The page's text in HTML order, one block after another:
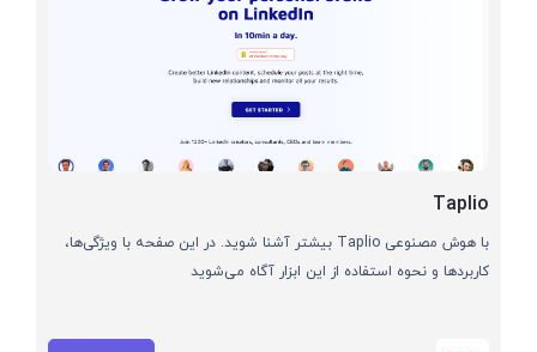
Taplio
با هوش مصنوعی Taplio بیشتر آشنا شوید. در این صفحه با ویژگی‌ها،
کاربردها و نحوه استفاده از این ابزار آگاه می‌شوید